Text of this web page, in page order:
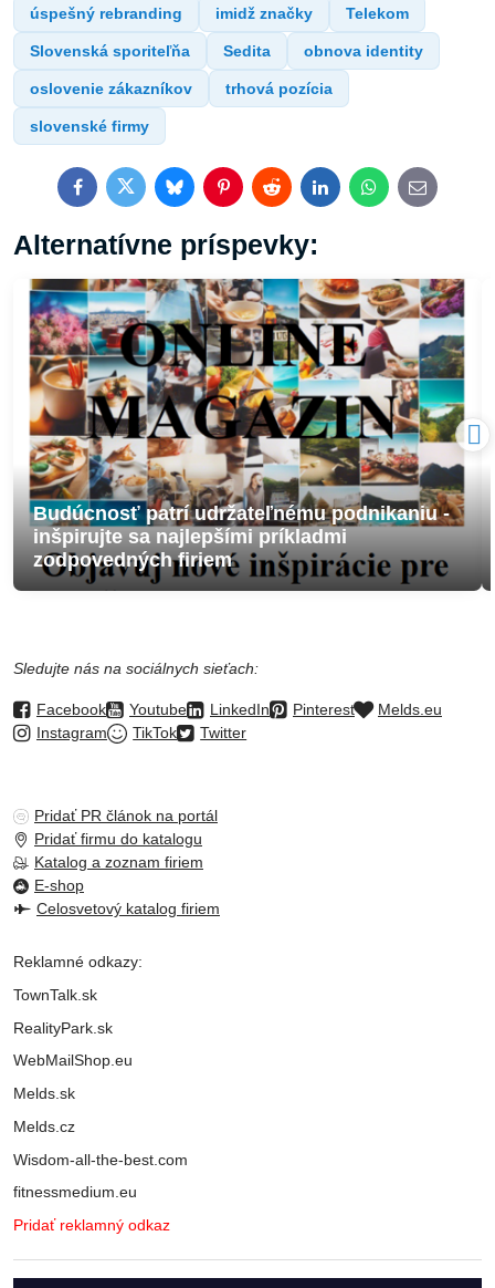
úspešný rebranding imidž značky Telekom
Slovenská sporiteľňa Sedita obnova identity
oslovenie zákazníkov trhová pozícia
slovenské firmy
FacebookTwitterBlueskyPinterestRedditLinkedInWhatsApp
E-
mail
Alternatívne príspevky:
Budúcnosť patrí udržateľnému podnikaniu -
inšpirujte sa najlepšími príkladmi
zodpovedných firiem
Sledujte nás na sociálnych sieťach:
Facebook Youtube LinkedIn Pinterest
Melds.eu
Instagram
TikTok Twitter
Pridať PR článok na portál
Pridať firmu do katalogu
Katalog a zoznam firiem
E-shop
Celosvetový katalog firiem
Reklamné odkazy:
TownTalk.sk
RealityPark.sk
WebMailShop.eu
Melds.sk
Melds.cz
Wisdom-all-the-best.com
fitnessmedium.eu
Pridať reklamný odkaz